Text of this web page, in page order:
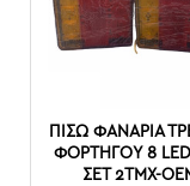
ΠΊΣΩ ΦΑΝΆΡΙΑ
ΦΟΡΤΗΓΟΎ 8
ΣΕΤ 2ΤΜΧ-